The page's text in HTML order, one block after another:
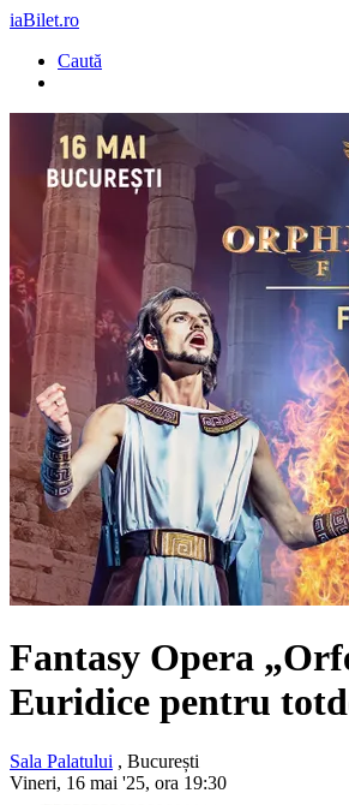
iaBilet.ro
Caută
Fantasy Opera
Euridice pentru
Sala Palatului , București
Vineri, 16 mai '25, ora 19:30